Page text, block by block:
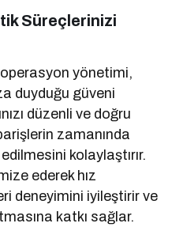
Süreçlerinizi
yönetimi,
duyduğu güveni
düzenli ve doğru
zamanında
kolaylaştırır.
ederek hız
deneyimini iyileştirir ve
katkı sağlar.